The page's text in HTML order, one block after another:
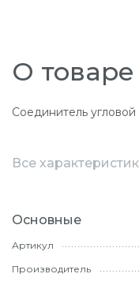
О товаре
Соединитель
Все
Основные
Артикул
Производитель